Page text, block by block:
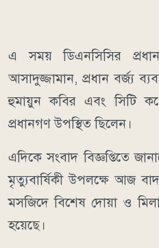
এ সময় ডিএনসিসির প্রধান
আসাদুজ্জামান, প্রধান বর্জ্য
হুমায়ুন কবির এবং সিটি
প্রধানগণ উপস্থিত ছিলেন।
এদিকে সংবাদ বিজ্ঞপ্তিতে
মৃত্যুবার্ষিকী উপলক্ষে আজ
মসজিদে বিশেষ দোয়া ও
হয়েছে।